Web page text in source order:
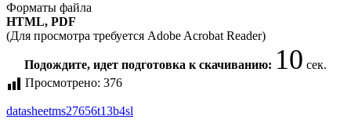
Форматы файла
HTML, PDF
(Для просмотра требуется Adobe Acrobat Reader)
Подождите, идет подготовка к скачиванию: 10 сек.
Просмотрено: 376
datasheetms27656t13b4sl